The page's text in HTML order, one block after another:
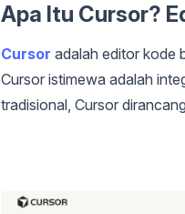
Apa Itu Cursor?
Cursor adalah editor kode
Cursor istimewa adalah
tradisional, Cursor